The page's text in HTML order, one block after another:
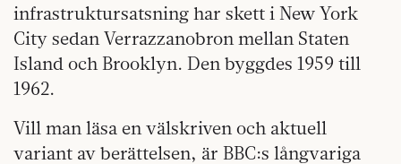
infrastruktursatsning har skett i New York
City sedan Verrazzanobron mellan Staten
Island och Brooklyn. Den byggdes 1959 till
1962.
Vill man läsa en välskriven och aktuell
variant av berättelsen, är BBC:s långvariga